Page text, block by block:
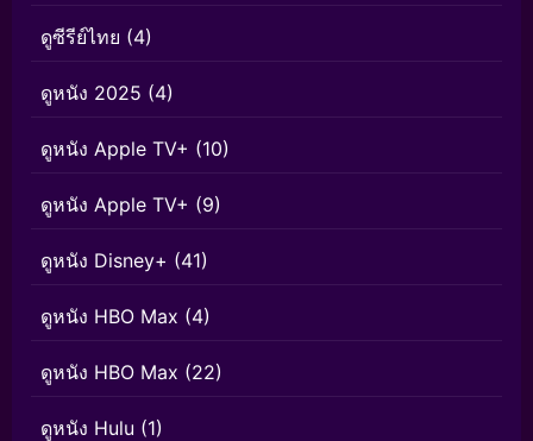
ดูซีรีย์ไทย (4)
ดูหนัง 2025 (4)
ดูหนัง Apple TV+ (10)
ดูหนัง Apple TV+ (9)
ดูหนัง Disney+ (41)
ดูหนัง HBO Max (4)
ดูหนัง HBO Max (22)
ดูหนัง Hulu (1)